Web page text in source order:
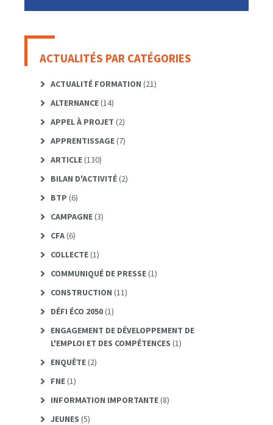
ACTUALITÉS PAR CATÉGORIES
ACTUALITÉ FORMATION (21)
ALTERNANCE(14)
APPEL À PROJET (2)
APPRENTISSAGE(7)
ARTICLE(130)
BILAN D'ACTIVITÉ(2)
BTP (6)
CAMPAGNE(3)
CFA(6)
COLLECTE(1)
COMMUNIQUÉ DE PRESSE(1)
CONSTRUCTION (11)
DÉFI ÉCO 2050(1)
ENGAGEMENT DE DÉVELOPPEMENT DE
L'EMPLOI ET DES COMPÉTENCES (1)
ENQUÊTE(2)
FNE(1)
INFORMATION IMPORTANTE(8)
JEUNES (5)